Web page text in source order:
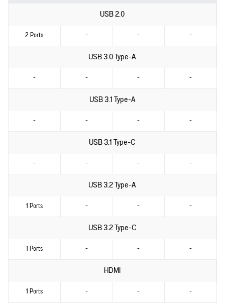
USB 2.0
2 Ports - - -
USB 3.0 Type-A
- - - -
USB 3.1 Type-A
- - - -
USB 3.1 Type-C
- - - -
USB 3.2 Type-A
1 Ports - - -
USB 3.2 Type-C
1 Ports - - -
HDMI
1 Ports - - -